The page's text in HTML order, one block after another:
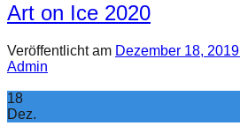
Art on Ice 2020
Veröffentlicht am Dezember 18, 2019
Admin
18
Dez.